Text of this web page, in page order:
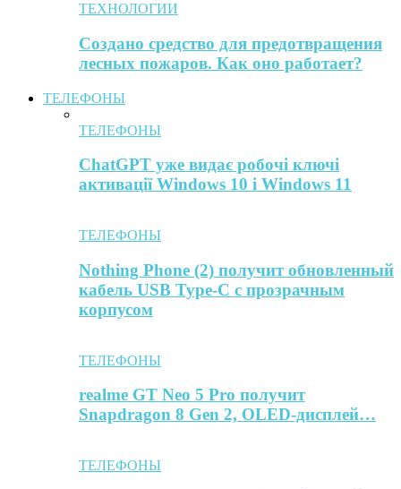
ТЕХНОЛОГИИ
Создано средство для предотвращения
лесных пожаров. Как оно работает?
ТЕЛЕФОНЫ
ТЕЛЕФОНЫ
ChatGPT уже видає робочі ключі
активації Windows 10 і Windows 11
ТЕЛЕФОНЫ
Nothing Phone (2) получит обновленный
кабель USB Type-C с прозрачным
корпусом
ТЕЛЕФОНЫ
realme GT Neo 5 Pro получит
Snapdragon 8 Gen 2, OLED-дисплей…
ТЕЛЕФОНЫ